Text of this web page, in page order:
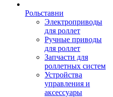
Рольставни
Электроприводы
для роллет
Ручные приводы
для роллет
Запчасти для
роллетных систем
Устройства
управления и
аксессуары